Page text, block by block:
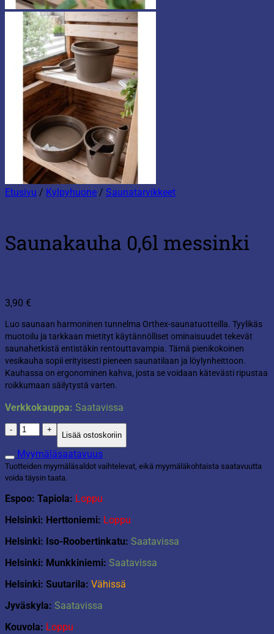
Etusivu / Kylpyhuone / Saunatarvikkeet
Saunakauha 0,6l messinki
3,90 €
Luo saunaan harmoninen tunnelma Orthex-saunatuotteilla. Tyylikäs
muotoilu ja tarkkaan mietityt käytännölliset ominaisuudet tekevät
saunahetkistä entistäkin rentouttavampia. Tämä pienikokoinen
vesikauha sopii erityisesti pieneen saunatilaan ja löylynheittoon.
Kauhassa on ergonominen kahva, josta se voidaan kätevästi ripustaa
roikkumaan säilytystä varten.
Verkkokauppa: Saatavissa
Saunakauha
0,6l
messinki
määrä
Lisää ostoskoriin
Myymäläsaatavuus
Tuotteiden myymäläsaldot vaihtelevat, eikä myymäläkohtaista saatavuutta
voida täysin taata.
Espoo: Tapiola: Loppu
Helsinki: Herttoniemi: Loppu
Helsinki: Iso-Roobertinkatu: Saatavissa
Helsinki: Munkkiniemi: Saatavissa
Helsinki: Suutarila: Vähissä
Jyväskyla: Saatavissa
Kouvola: Loppu